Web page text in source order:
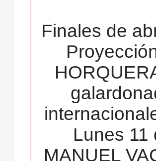
Finales de
Lunes 11
MANUEL